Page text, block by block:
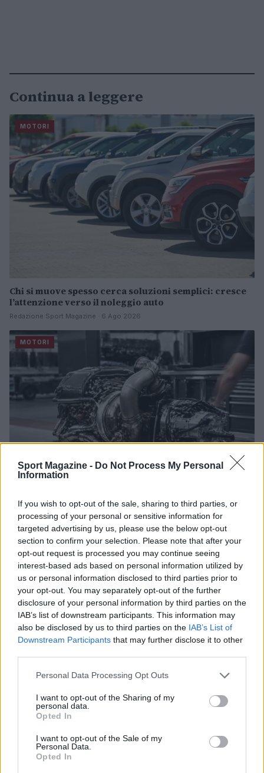
Sport Magazine - Do Not Process My Personal
Information
If you wish to opt-out of the sale, sharing to third parties, or
processing of your personal or sensitive information for
targeted advertising by us, please use the below opt-out
section to confirm your selection. Please note that after your
opt-out request is processed you may continue seeing
interest-based ads based on personal information utilized by
us or personal information disclosed to third parties prior to
your opt-out. You may separately opt-out of the further
disclosure of your personal information by third parties on the
IAB’s list of downstream participants. This information may
also be disclosed by us to third parties on the IAB’s List of
Downstream Participants that may further disclose it to other
Please note that this website/app uses one or more Google
not limited to your visit or usage behaviour. You may click to
grant or deny consent to Google and its third-party tags to
use your data for below specified purposes in below Google
consent section.
Personal Data Processing Opt Outs
I want to opt-out of the Sharing of my
personal data.
Opted In
I want to opt-out of the Sale of my
Personal Data.
Opted In
Continua a leggere
MOTORI
Chi si muove spesso cerca soluzioni semplici: cresce
l’attenzione verso il noleggio auto
Redazione Sport Magazine · 6 Ago 2026
MOTORI
Power unit F1: come allocation, mapping e
componenti massimizzano i punti
Andrea Conforti · 6 Ago 2026
MOTORI
La berlina elettrica Mercedes-AMG CLA 45 4MATIC+
domina la Nordschleife con un tempo record
Ilaria Mauri · 5 Ago 2026